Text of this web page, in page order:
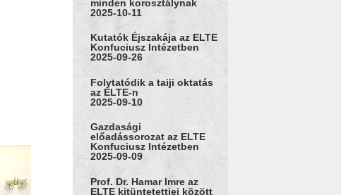
minden korosztálynak
2025-10-11
Kutatók Éjszakája az ELTE
Konfuciusz Intézetben
2025-09-26
Folytatódik a taiji oktatás
az ELTE-n
2025-09-10
Gazdasági
előadássorozat az ELTE
Konfuciusz Intézetben
2025-09-09
Prof. Dr. Hamar Imre az
ELTE kitüntetettjei között